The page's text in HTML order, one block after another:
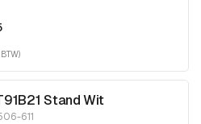
Stand Wit
611